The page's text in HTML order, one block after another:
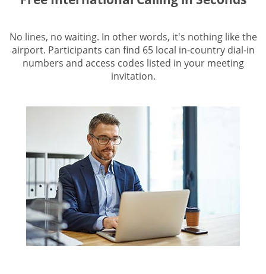
No lines, no waiting. In other words, it's nothing like the
airport. Participants can find 65 local in-country dial-in
numbers and access codes listed in your meeting
invitation.